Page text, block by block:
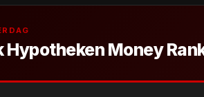
Hypotheken Money